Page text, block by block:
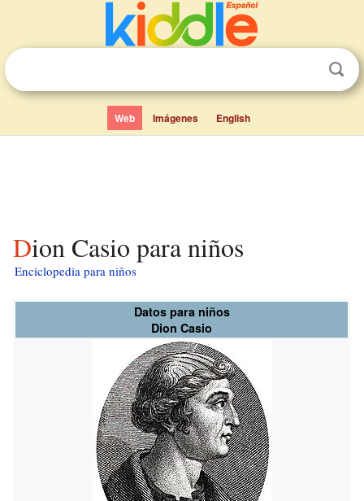
Web Imágenes English
Dion Casio para niños
Enciclopedia para niños
Datos para niños
Dion Casio